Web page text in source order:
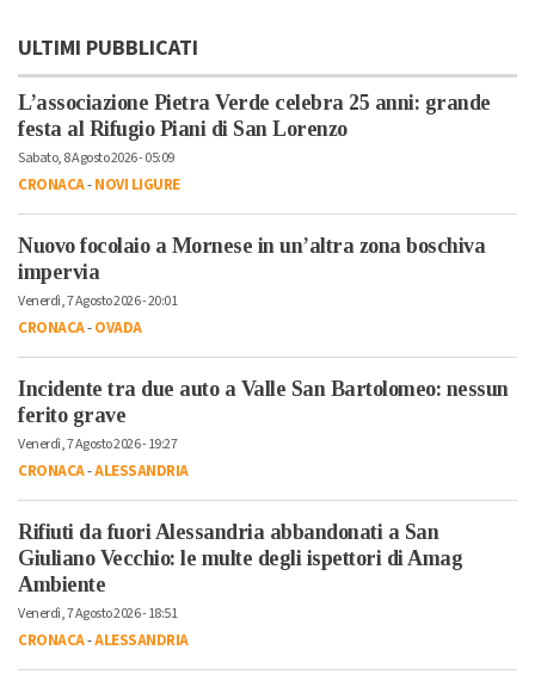
ULTIMI PUBBLICATI
L’associazione Pietra Verde celebra 25 anni: grande
festa al Rifugio Piani di San Lorenzo
Sabato, 8 Agosto 2026 - 05:09
CRONACA-NOVI LIGURE
Nuovo focolaio a Mornese in un’altra zona boschiva
impervia
Venerdì, 7 Agosto 2026 - 20:01
CRONACA-OVADA
Incidente tra due auto a Valle San Bartolomeo: nessun
ferito grave
Venerdì, 7 Agosto 2026 - 19:27
CRONACA-ALESSANDRIA
Rifiuti da fuori Alessandria abbandonati a San
Giuliano Vecchio: le multe degli ispettori di Amag
Ambiente
Venerdì, 7 Agosto 2026 - 18:51
CRONACA-ALESSANDRIA